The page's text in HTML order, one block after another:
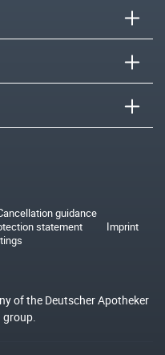
guidance
statement
Imprint
of the Deutscher Apotheker
group.